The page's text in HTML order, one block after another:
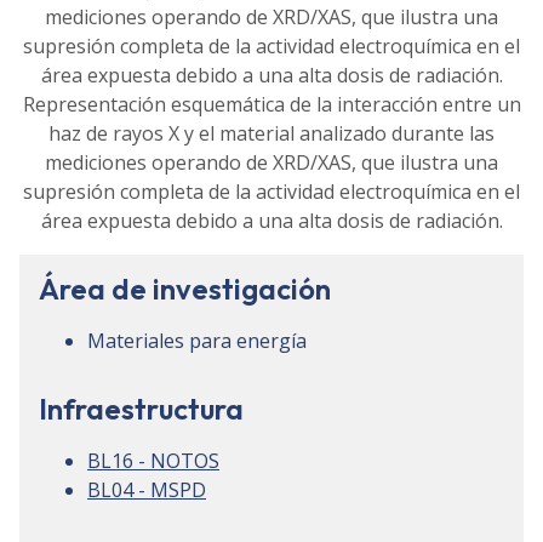
Representación esquemática de la interacción entre un
haz de rayos X y el material analizado durante las
mediciones operando de XRD/XAS, que ilustra una
supresión completa de la actividad electroquímica en el
área expuesta debido a una alta dosis de radiación.
Área de investigación
Materiales para energía
Infraestructura
BL16 - NOTOS
BL04 - MSPD